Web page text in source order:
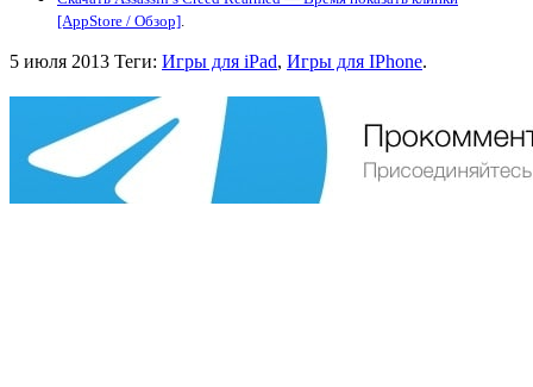
[AppStore / Обзор]
5 июля 2013 Теги: Игры для iPad, Игры для IPhone.